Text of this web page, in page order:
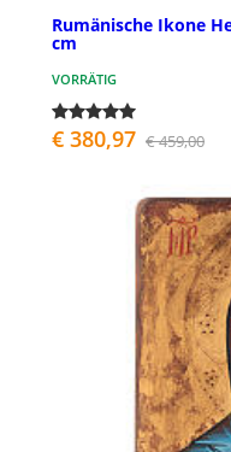
Rumänische Ikone
cm
VORRÄTIG
€ 380,97 € 459,00